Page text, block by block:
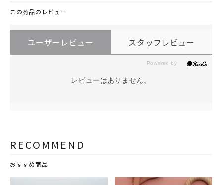
この商品のレビュー
ユーザーレビュー スタッフレビュー
レビューはありません。
RECOMMEND
おすすめ商品